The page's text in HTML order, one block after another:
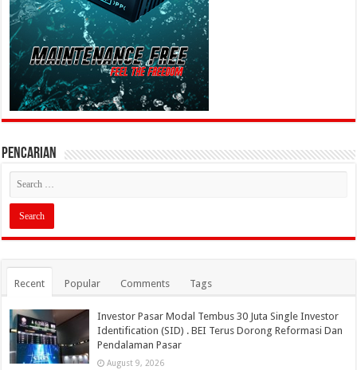
PENCARIAN
Recent Popular Comments Tags
Investor Pasar Modal Tembus 30 Juta Single Investor
Identification (SID) . BEI Terus Dorong Reformasi Dan
Pendalaman Pasar
August 9, 2026